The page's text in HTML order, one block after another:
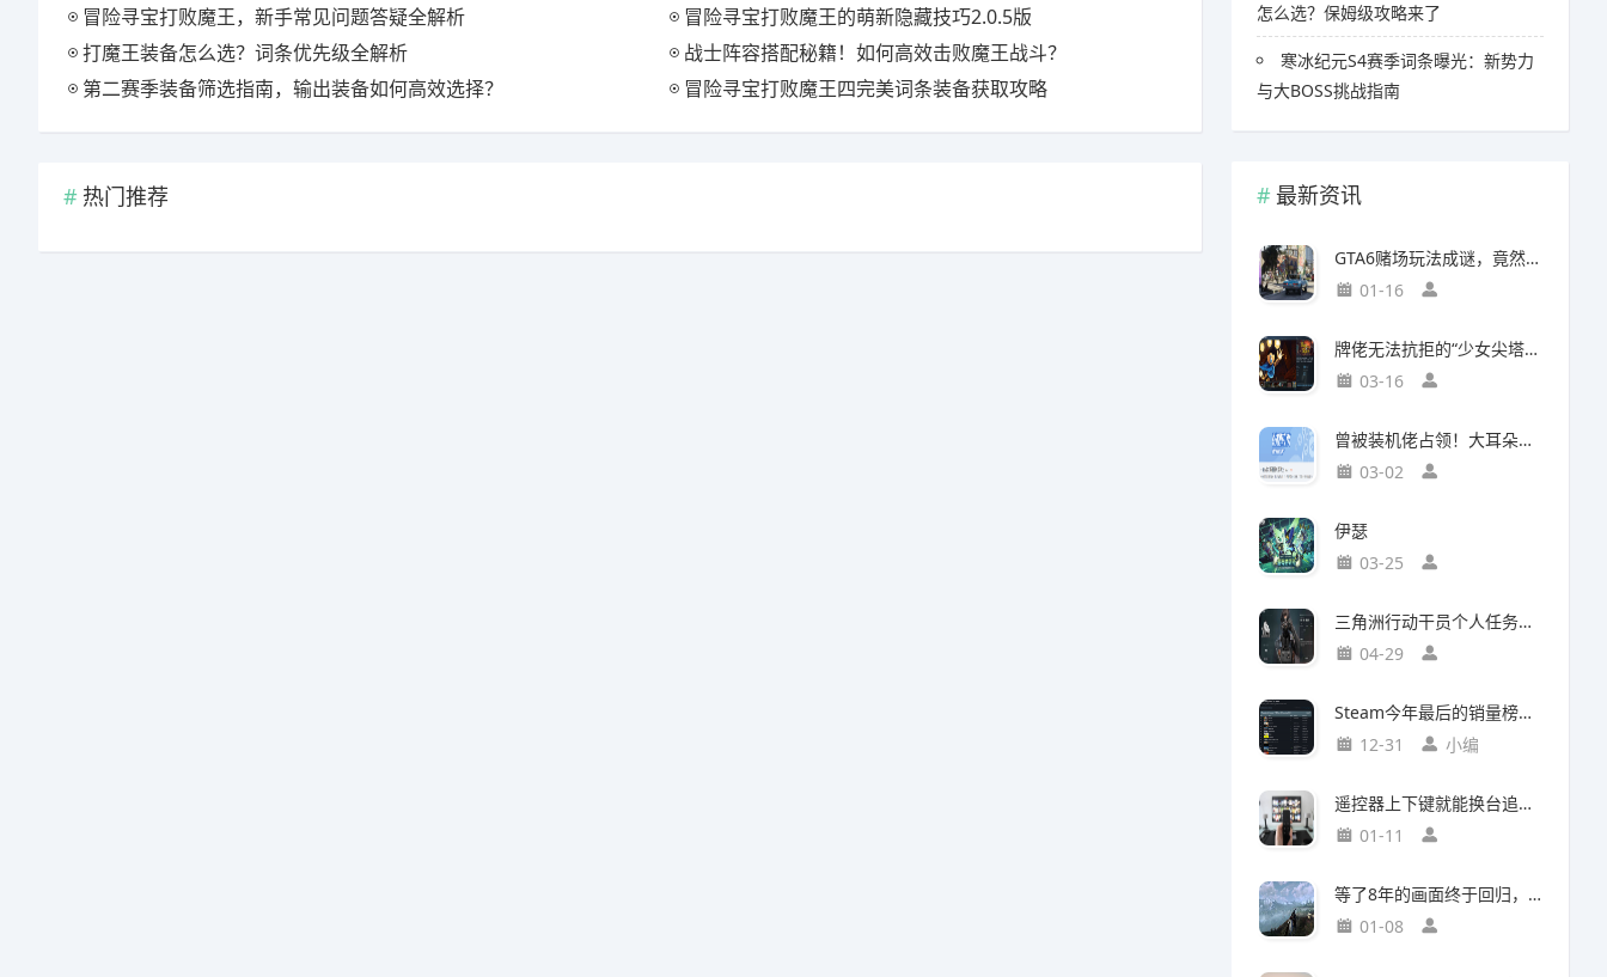
冒险寻宝打败魔王，新手常见问题答疑全解析
冒险寻宝打败魔王的萌新隐藏技巧2.0.5版
打魔王装备怎么选？词条优先级全解析
战士阵容搭配秘籍！如何高效击败魔王战斗？
第二赛季装备筛选指南，输出装备如何高效选择？
冒险寻宝打败魔王四完美词条装备获取攻略
热门推荐
怎么选？保姆级攻略来了
寒冰纪元S4赛季词条曝光：新势力
与大BOSS挑战指南
最新资讯
GTA6赌场玩法成谜，竟然面临全球50国封禁风险
01-16
牌佬无法抗拒的“少女尖塔”竟然是个搜打撤？
03-16
曾被装机佬占领！大耳朵图图贴吧重归故主
03-02
伊瑟
03-25
三角洲行动干员个人任务一览及完成建议【无名篇】
04-29
Steam今年最后的销量榜！最后赢家不是《光与影：33号远征队》
12-31
小编
遥控器上下键就能换台追剧，这款神器竟然打破了传统电视的所有限制
01-11
等了8年的画面终于回归，这个Mod竟然让《巫师3》重现当年神级预告
01-08